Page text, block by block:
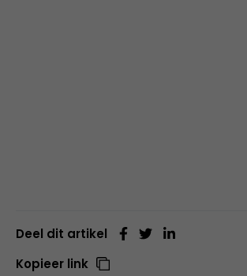
Deel dit artikel
Kopieer link